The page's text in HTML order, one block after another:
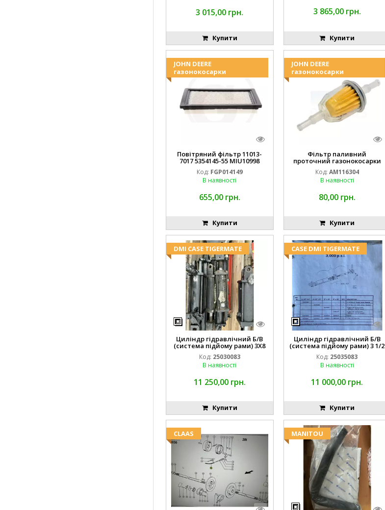
3 015,00 грн.
Купити
3 865,00 грн.
Купити
JOHN DEERE
газонокосарки
Повітряний фільтр 11013-
7017 5354145-55 MIU10998
FGP014149
Код: FGP014149
В наявності
655,00 грн.
Купити
JOHN DEERE
газонокосарки
Фільтр паливний
проточний газонокосарки
JOHN DEERE AM116304 GY20709
Код: AM116304
В наявності
80,00 грн.
Купити
DMI CASE TIGERMATE
Циліндр гідравлічний Б/В
(система підйому рами) 3X8
87423768
Код: 25030083
В наявності
11 250,00 грн.
Купити
CASE DMI TIGERMATE
Циліндр гідравлічний Б/В
(система підйому рами) 3 1/2
84255910
Код: 25035083
В наявності
11 000,00 грн.
Купити
CLAAS MANITOU